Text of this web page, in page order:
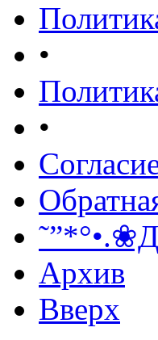
•
•
Архив
Вверх